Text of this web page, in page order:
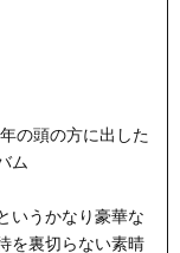
の頭の方に出した
ム
いうかなり豪華な
を裏切らない素晴